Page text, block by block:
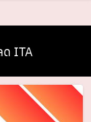
ด ITA